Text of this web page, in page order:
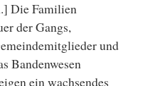
Die Familien
der Gangs,
und
Bandenwesen
ein wachsendes